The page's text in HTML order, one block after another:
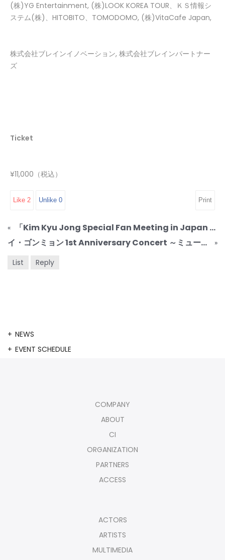
(株)YG Entertainment, (株)LOOK KOREA TOUR、ＫＳ情報シ
ステム(株)、HITOBITO、TOMODOMO, (株)VitaCafe Japan,
株式会社ブレインイノベーション, 株式会社ブレインパートナー
ズ
Ticket
¥11,000（税込）
Like 2 Unlike 0 Print
«
「Kim Kyu Jong Special Fan Meeting in Japan 2017」 ~Thank you everyone
イ・ゴンミョン 1st Anniversary Concert ～ミュージカル俳優20年の軌跡～
»
List
Reply
NEWS
EVENT SCHEDULE
COMPANY
ABOUT
CI
ORGANIZATION
PARTNERS
ACCESS
ACTORS
ARTISTS
MULTIMEDIA